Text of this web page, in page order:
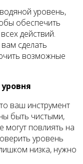
уровень,
обеспечить
действий.
сделать
возможные
ваш инструмент
быть чистыми,
могут повлиять на
уровень
низка, нужно